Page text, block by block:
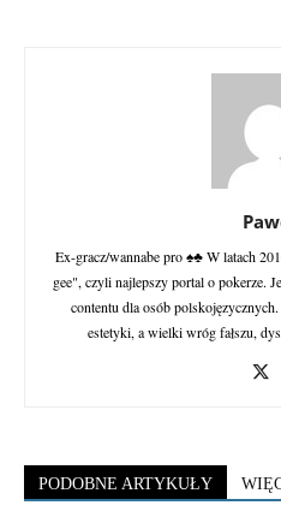
Ex-gracz/wannabe pro ♠♣ W latach
gee", czyli najlepszy portal o pokerze.
contentu dla osób
estetyki, a wielki wróg fałszu,
PODOBNE ARTYKUŁY